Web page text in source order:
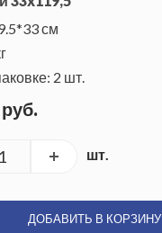
см
2 шт.
шт.
ДОБАВИТЬ В КОРЗИНУ